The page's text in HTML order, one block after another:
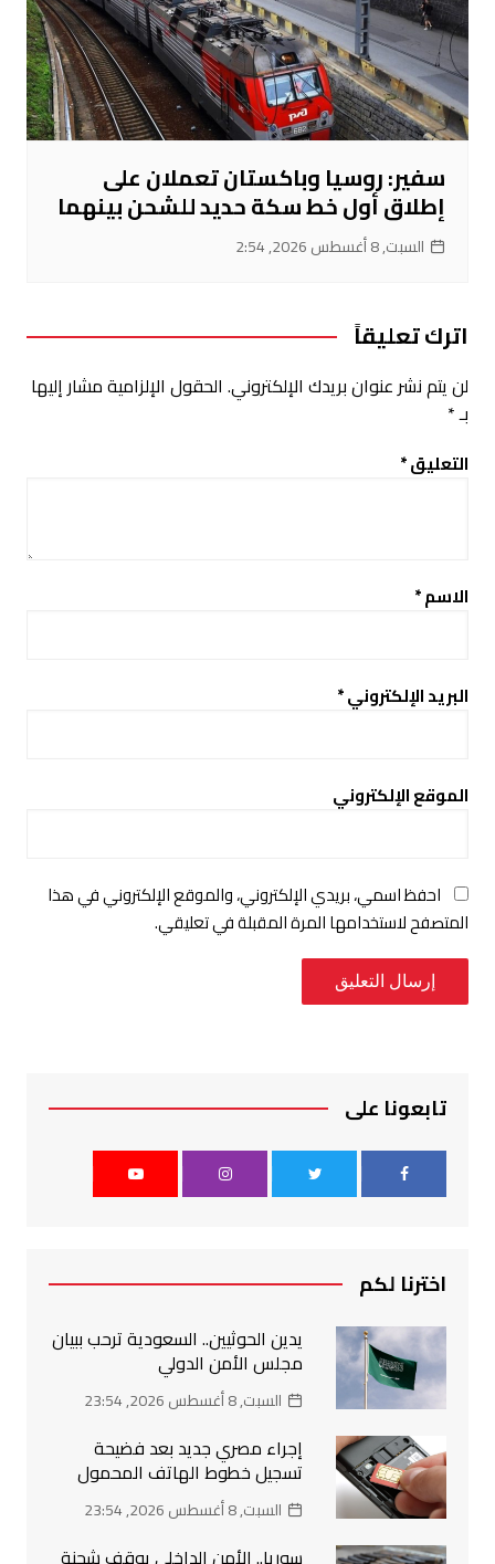
سفير: روسيا وباكستان تعملان على
إطلاق أول خط سكة حديد للشحن بينهما
السبت, 8 أغسطس 2026, 2:54
اترك تعليقاً
لن يتم نشر عنوان بريدك الإلكتروني. الحقول الإلزامية مشار إليها
بـ*
التعليق*
الاسم*
البريد الإلكتروني*
الموقع الإلكتروني
احفظ اسمي، بريدي الإلكتروني، والموقع الإلكتروني في هذا
المتصفح لاستخدامها المرة المقبلة في تعليقي.
تابعونا على
اخترنا لكم
يدين الحوثيين.. السعودية ترحب ببيان
مجلس الأمن الدولي
السبت, 8 أغسطس 2026, 23:54
إجراء مصري جديد بعد فضيحة
تسجيل خطوط الهاتف المحمول
السبت, 8 أغسطس 2026, 23:54
سوريا.. الأمن الداخلي يوقف شحنة